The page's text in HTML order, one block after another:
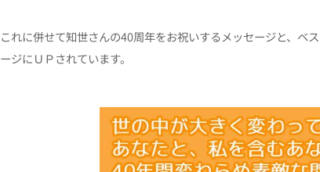
これに併せて知世さんの40周年をお祝いするメッセージと、ベ
ージにＵＰされています。